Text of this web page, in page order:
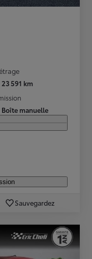
23 591 km
Boîte manuelle
Sauvegardez